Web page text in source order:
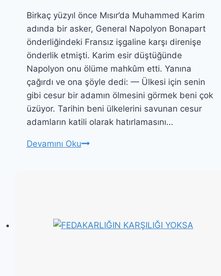
Birkaç yüzyıl önce Mısır’da Muhammed Karim
adında bir asker, General Napolyon Bonapart
önderliğindeki Fransız işgaline karşı direnişe
önderlik etmişti. Karim esir düştüğünde
Napolyon onu ölüme mahkûm etti. Yanına
çağırdı ve ona şöyle dedi: — Ülkesi için senin
gibi cesur bir adamın ölmesini görmek beni çok
üzüyor. Tarihin beni ülkelerini savunan cesur
adamların katili olarak hatırlamasını…
Devamını OkuHAYATINI